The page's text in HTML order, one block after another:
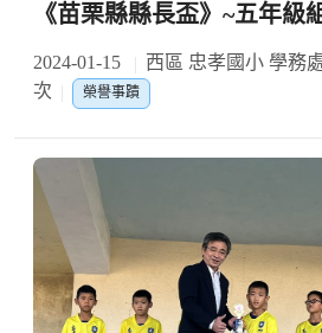
《苗栗縣縣長盃》~五年級
2024-01-15 西區 忠孝國小 學務
次
榮譽事蹟